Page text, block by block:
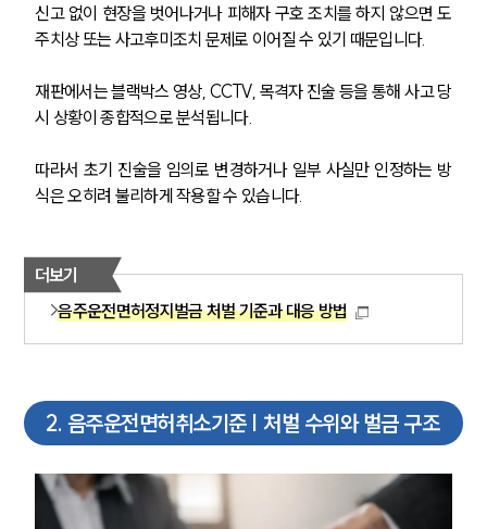
신고 없이 현장을 벗어나거나 피해자 구호 조치를 하지 않으면 도
주치상 또는 사고후미조치 문제로 이어질 수 있기 때문입니다.
재판에서는 블랙박스 영상, CCTV, 목격자 진술 등을 통해 사고 당
시 상황이 종합적으로 분석됩니다.
따라서 초기 진술을 임의로 변경하거나 일부 사실만 인정하는 방
식은 오히려 불리하게 작용할 수 있습니다.
더보기
음주운전면허정지벌금 처벌 기준과 대응 방법
2. 음주운전면허취소기준 | 처벌 수위와 벌금 구조